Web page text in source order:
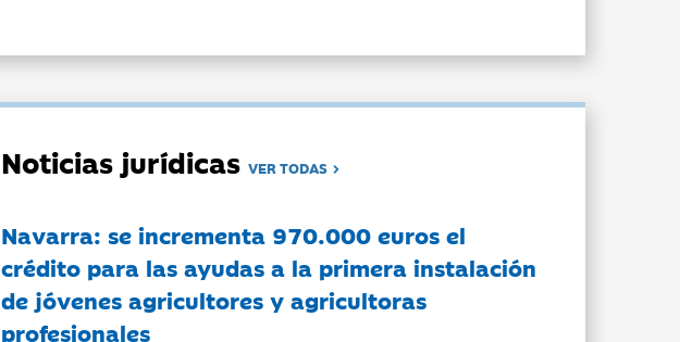
Noticias jurídicasVER TODAS
Navarra: se incrementa 970.000 euros el
crédito para las ayudas a la primera instalación
de jóvenes agricultores y agricultoras
profesionales